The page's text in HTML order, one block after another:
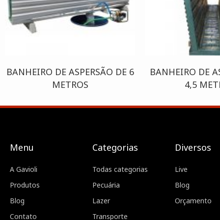
BANHEIRO DE ASPERSÃO DE 6
METROS
BANHEIRO DE
4,5
Menu
A Gavioli
Produtos
Blog
Contato
Categorias
Todas categorias
Pecuária
Lazer
Transporte
Diversos
Live
Blog
Orçamento